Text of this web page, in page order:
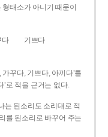
형태소가 아니기 때문이
다
기쁘다
꾸다, 기쁘다, 아끼다’를
’로 적을 근거는 없다.
는 된소리도 소리대로 적
를 된소리로 바꾸어 주는